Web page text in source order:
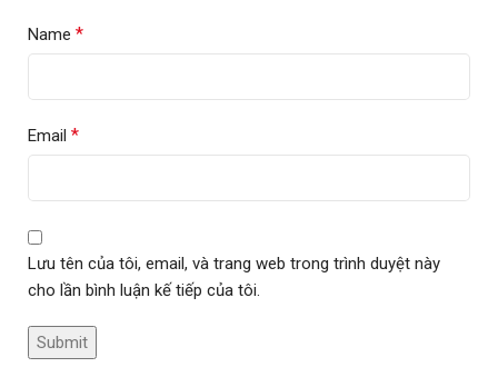
Name *
Email *
Lưu tên của tôi, email, và trang web trong trình duyệt này
cho lần bình luận kế tiếp của tôi.